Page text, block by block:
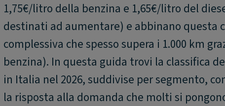
1,75€/litro della benzina e 1,65€/litro del
destinati ad aumentare) e abbinano questa
complessiva che spesso supera i 1.000 km
benzina). In questa guida trovi la classifica
in Italia nel 2026, suddivise per segmento,
la risposta alla domanda che molti si